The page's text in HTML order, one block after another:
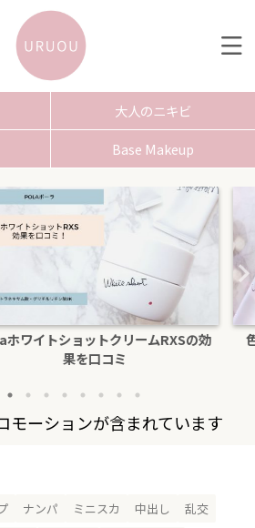
大人のニキビ
Base Makeup
ショットクリームRXSの効
果を口コミ
色白に
ーションが含まれています
ナンパ ミニスカ 中出し
乱交